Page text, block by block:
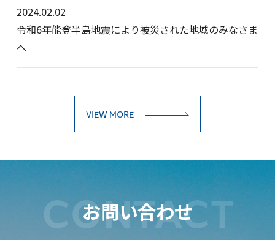
2024.02.02
令和6年能登半島地震により被災された地域のみなさま
へ
VIEW MORE
お問い合わせ
CONTACT